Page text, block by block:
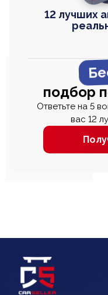
12 лучших
подбор
Ответьте на 5
вас 12